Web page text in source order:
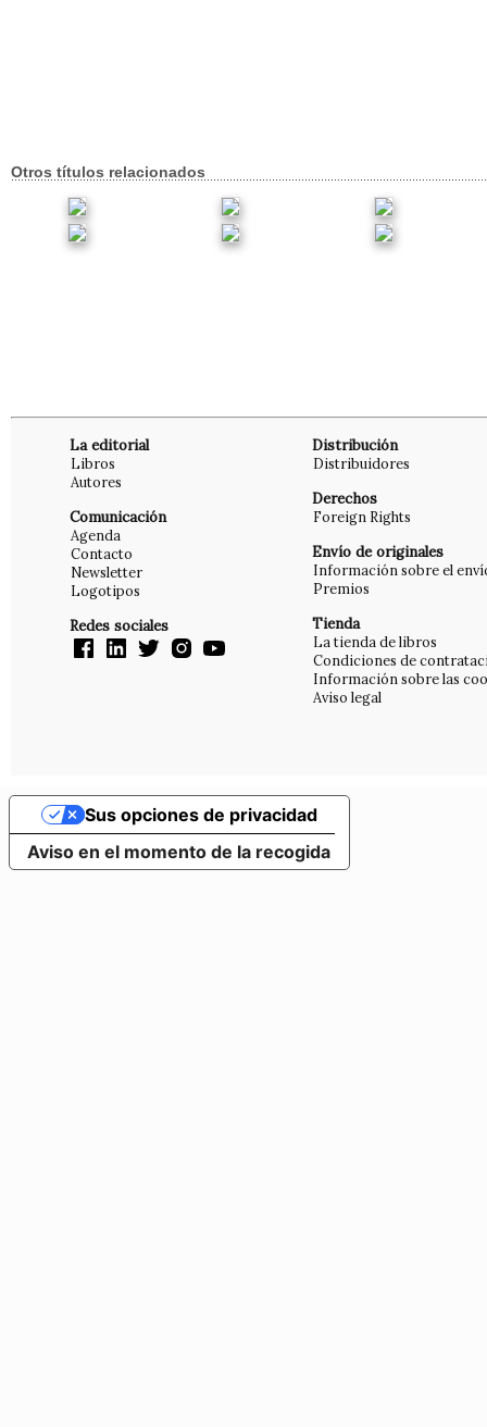
Otros títulos relacionados
La editorial
Libros
Autores
Comunicación
Agenda
Contacto
Newsletter
Logotipos
Redes sociales
Distribución
Distribuidores
Derechos
Foreign Rights
Envío de originales
Información sobre el
Premios
Tienda
La tienda de libros
Condiciones de
Información sobre las
Aviso legal
Aviso en el momento de la recogida
Sus opciones de privacidad